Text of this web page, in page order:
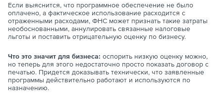
Если выяснится, что программное обеспечение не было
оплачено, а фактическое использование расходится с
отраженными расходами, ФНС может признать такие затраты
необоснованными, аннулировать связанные налоговые
льготы и поставить отрицательную оценку по бизнесу.
Что это значит для бизнеса: оспорить низкую оценку можно,
но теперь для этого недостаточно просто показать договор с
печатью. Придется доказывать технически, что заявленные
программы действительно работают и используются по
назначению.